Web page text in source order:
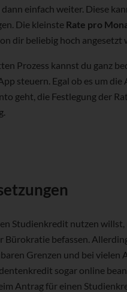
einfach weiter. Diese
Die kleinste Rate pro
dir beliebig hoch angesetzt
Prozess kannst du ganz
steuern. Egal ob es um die
geht, die Festlegung der
Studienkredit nutzen willst,
Bürokratie befassen.
Grenzen und bei vielen
sogar online
Antrag für einen